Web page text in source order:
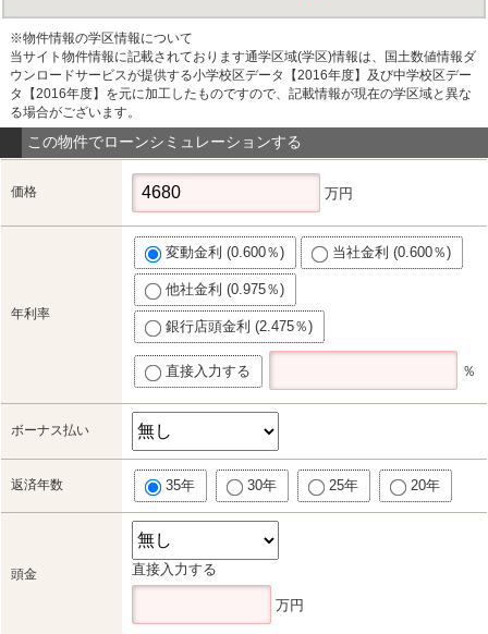
※物件情報の学区情報について
当サイト物件情報に記載されております通学区域(学区)情報は、国土数値情報ダ
ウンロードサービスが提供する小学校区データ【2016年度】及び中学校区デー
タ【2016年度】を元に加工したものですので、記載情報が現在の学区域と異な
る場合がございます。
この物件でローンシミュレーションする
価格 万円
年利率
変動金利 (0.600％) 当社金利 (0.600％)
他社金利 (0.975％)
銀行店頭金利 (2.475％)
直接入力する ％
ボーナス払い
返済年数 35年 30年 25年 20年
頭金 直接入力する
万円